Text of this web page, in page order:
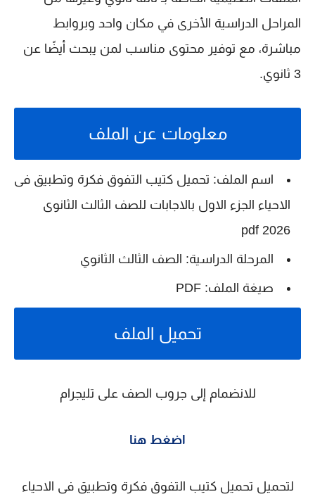
المراحل الدراسية الأخرى في مكان واحد وبروابط
مباشرة، مع توفير محتوى مناسب لمن يبحث أيضًا عن
3 ثانوي
.
معلومات عن الملف
اسم الملف: تحميل كتيب التفوق فكرة وتطبيق فى
الاحياء الجزء الاول بالاجابات للصف الثالث الثانوى
2026 pdf
المرحلة الدراسية: الصف الثالث الثانوي
صيغة الملف: PDF
تحميل الملف
للانضمام إلى جروب الصف على تليجرام
اضغط هنا
لتحميل تحميل كتيب التفوق فكرة وتطبيق فى الاحياء